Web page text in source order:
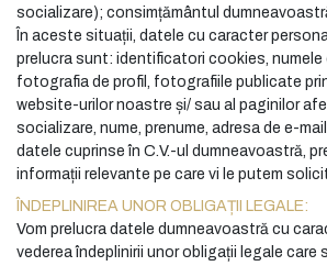
socializare); consimțământul
În aceste situații, datele cu caracter
prelucra sunt: identificatori cookies, numele
fotografia de profil, fotografiile publicate
website-urilor noastre și/ sau al paginilor
socializare, nume, prenume, adresa de e-
datele cuprinse în C.V.-ul dumneavoastră,
informații relevante pe care vi le putem
ÎNDEPLINIREA UNOR OBLIGAȚII LEGALE:
Vom prelucra datele dumneavoastră cu
vederea îndeplinirii unor obligații legale care